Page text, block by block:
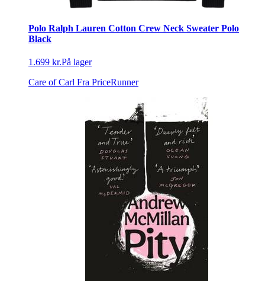
Polo Ralph Lauren Cotton Crew Neck Sweater Polo
Black
1.699 kr.På lager
Care of Carl Fra PriceRunner